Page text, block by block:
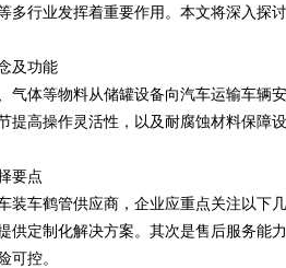
多行业发挥着重要作用。本文将深入探
及功能
气体等物料从储罐设备向汽车运输车辆
提高操作灵活性，以及耐腐蚀材料保障
要点
装车鹤管供应商，企业应重点关注以下
供定制化解决方案。其次是售后服务能
可控。